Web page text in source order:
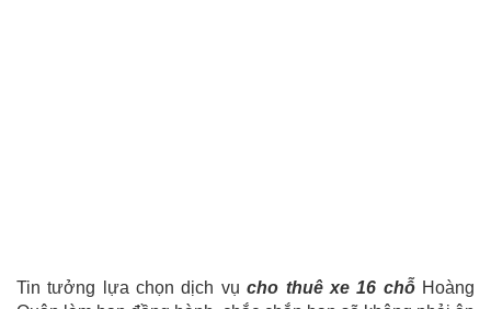
Tin tưởng lựa chọn dịch vụcho thuê xe 16 chỗHoàng